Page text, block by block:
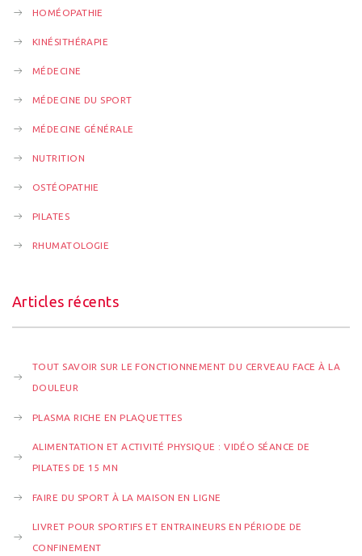
g
a
i
o
n
HOMÉOPATHIE
KINÉSITHÉRAPIE
MÉDECINE
MÉDECINE DU SPORT
MÉDECINE GÉNÉRALE
NUTRITION
OSTÉOPATHIE
PILATES
RHUMATOLOGIE
Articles récents
TOUT SAVOIR SUR LE FONCTIONNEMENT DU CERVEAU FACE À LA
DOULEUR
PLASMA RICHE EN PLAQUETTES
ALIMENTATION ET ACTIVITÉ PHYSIQUE : VIDÉO SÉANCE DE
PILATES DE 15 MN
FAIRE DU SPORT À LA MAISON EN LIGNE
LIVRET POUR SPORTIFS ET ENTRAINEURS EN PÉRIODE DE
CONFINEMENT